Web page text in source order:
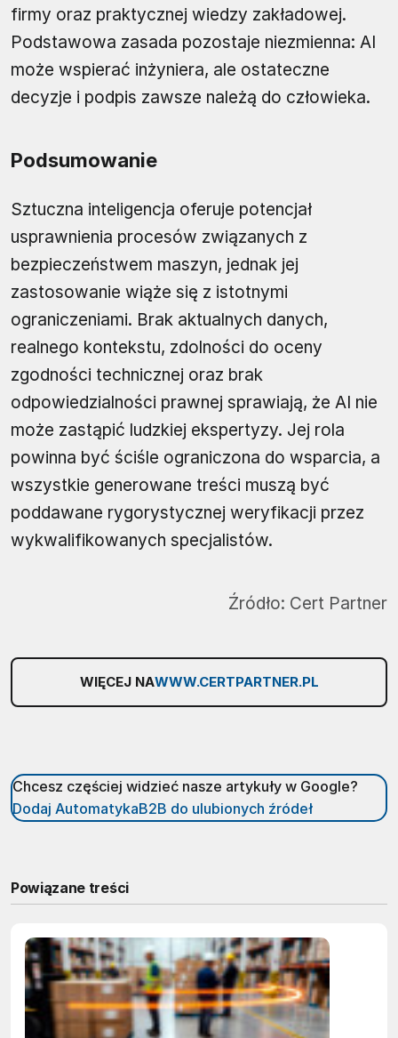
firmy oraz praktycznej wiedzy zakładowej.
Podstawowa zasada pozostaje niezmienna: AI
może wspierać inżyniera, ale ostateczne
decyzje i podpis zawsze należą do człowieka.
Podsumowanie
Sztuczna inteligencja oferuje potencjał
usprawnienia procesów związanych z
bezpieczeństwem maszyn, jednak jej
zastosowanie wiąże się z istotnymi
ograniczeniami. Brak aktualnych danych,
realnego kontekstu, zdolności do oceny
zgodności technicznej oraz brak
odpowiedzialności prawnej sprawiają, że AI nie
może zastąpić ludzkiej ekspertyzy. Jej rola
powinna być ściśle ograniczona do wsparcia, a
wszystkie generowane treści muszą być
poddawane rygorystycznej weryfikacji przez
wykwalifikowanych specjalistów.
Źródło: Cert Partner
WIĘCEJ NAWWW.CERTPARTNER.PL
Chcesz częściej widzieć nasze artykuły w Google?
Dodaj AutomatykaB2B do ulubionych źródeł
Powiązane treści